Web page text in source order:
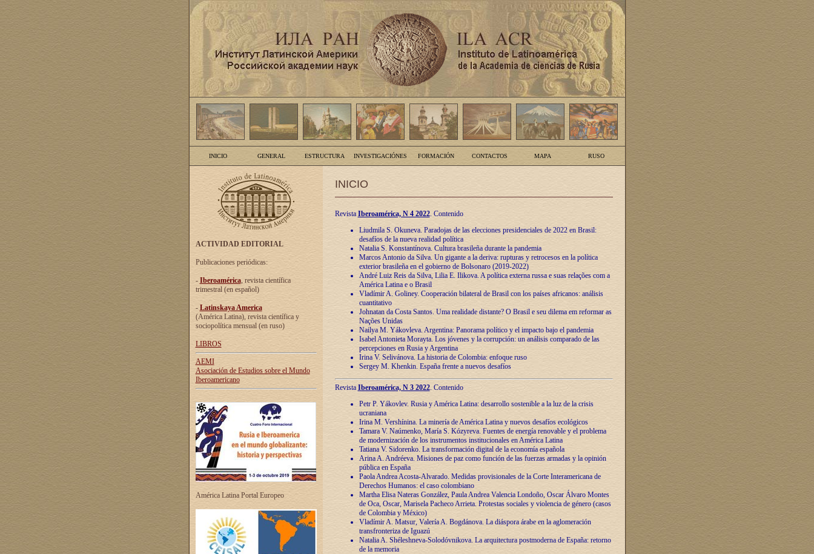
INICIO GENERAL ESTRUCTURA INVESTIGACIÓNES FORMACIÓN CONTACTOS MAPA RUSO
ACTIVIDAD EDITORIAL
Publicaciones periódicas:
- Iberoamérica, revista científica
trimestral (en español)
- Latinskaya America
(América Latina), revista científica y
sociopolítica mensual (en ruso)
LIBROS
AEMI
Asociación de Estudios sobre el Mundo
Iberoamericano
América Latina Portal Europeo
INICIO
Revista Iberoamérica, N 4 2022. Contenido
Liudmila S. Okuneva. Paradojas de las elecciones presidenciales de 2022 en Brasil:
desafíos de la nueva realidad política
Natalia S. Konstantínova. Cultura brasileña durante la pandemia
Marcos Antonio da Silva. Un gigante a la deriva: rupturas y retrocesos en la política
exterior brasileña en el gobierno de Bolsonaro (2019-2022)
André Luiz Reis da Silva, Lilia E. Ilikova. A política externa russa e suas relações com a
América Latina e o Brasil
Vladímir A. Goliney. Cooperación bilateral de Brasil con los países africanos: análisis
cuantitativo
Johnatan da Costa Santos. Uma realidade distante? O Brasil e seu dilema em reformar as
Nações Unidas
Nailya M. Yákovleva. Argentina: Panorama político y el impacto bajo el pandemia
Isabel Antonieta Morayta. Los jóvenes y la corrupción: un análisis comparado de las
percepciones en Rusia y Argentina
Irina V. Selivánova. La historia de Colombia: enfoque ruso
Sergey M. Khenkin. España frente a nuevos desafíos
Revista Iberoamérica, N 3 2022. Contenido
Petr P. Yákovlev. Rusia y América Latina: desarrollo sostenible a la luz de la crisis
ucraniana
Irina M. Vershínina. La minería de América Latina y nuevos desafíos ecológicos
Tamara V. Naúmenko, María S. Kózyreva. Fuentes de energía renovable y el problema
de modernización de los instrumentos institucionales en América Latina
Tatiana V. Sidorenko. La transformación digital de la economía española
Arina A. Andréeva. Misiones de paz como función de las fuerzas armadas y la opinión
pública en España
Paola Andrea Acosta-Alvarado. Medidas provisionales de la Corte Interamericana de
Derechos Humanos: el caso colombiano
Martha Elisa Nateras González, Paula Andrea Valencia Londoño, Oscar Álvaro Montes
de Oca, Oscar, Marisela Pacheco Arrieta. Protestas sociales y violencia de género (casos
de Colombia y México)
Vladímir A. Matsur, Valería A. Bogdánova. La diáspora árabe en la aglomeración
transfronteriza de Iguazú
Natalia A. Shéleshneva-Solodóvnikova. La arquitectura postmoderna de España: retorno
de la memoria